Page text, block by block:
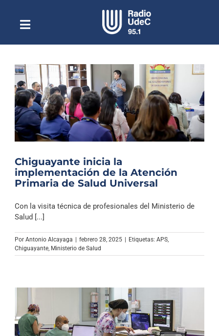
contenidoToggle
NavigationEscuchar Radio UdeC en vivo
Quiénes Somos
Programación
Podcast
Noticias
Columnas
Música Clásica
Especiales
Chiguayante inicia la
implementación de la Atención
Primaria de Salud Universal
Con la visita técnica de profesionales del Ministerio de
Salud [...]
Por Antonio Alcayaga | febrero 28, 2025 | Etiquetas: APS
Chiguayante Ministerio de Salud